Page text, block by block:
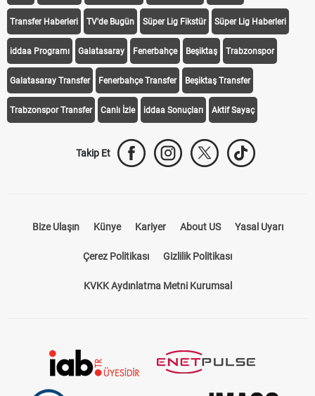
Transfer Haberleri TV'de Bugün Süper Lig Fikstür Süper Lig Haberleri
iddaa Programı Galatasaray Fenerbahçe Beşiktaş Trabzonspor
Galatasaray Transfer Fenerbahçe Transfer Beşiktaş Transfer
Trabzonspor Transfer Canlı İzle iddaa Sonuçları Aktif Sayaç
Takip Et
Bize Ulaşın Künye Kariyer About US Yasal Uyarı
Çerez Politikası Gizlilik Politikası
KVKK Aydınlatma Metni Kurumsal